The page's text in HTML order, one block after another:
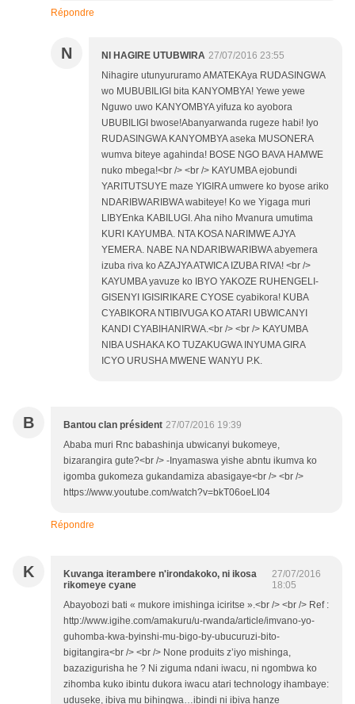
Répondre
N NI HAGIRE UTUBWIRA 27/07/2016 23:55
Nihagire utunyururamo AMATEKAya RUDASINGWA
wo MUBUBILIGI bita KANYOMBYA! Yewe yewe
Nguwo uwo KANYOMBYA yifuza ko ayobora
UBUBILIGI bwose!Abanyarwanda rugeze habi! Iyo
RUDASINGWA KANYOMBYA aseka MUSONERA
wumva biteye agahinda! BOSE NGO BAVA HAMWE
nuko mbega!<br /> <br /> KAYUMBA ejobundi
YARITUTSUYE maze YIGIRA umwere ko byose ariko
NDARIBWARIBWA wabiteye! Ko we Yigaga muri
LIBYEnka KABILUGI. Aha niho Mvanura umutima
KURI KAYUMBA. NTA KOSA NARIMWE AJYA
YEMERA. NABE NA NDARIBWARIBWA abyemera
izuba riva ko AZAJYA ATWICA IZUBA RIVA! <br />
KAYUMBA yavuze ko IBYO YAKOZE RUHENGELI-
GISENYI IGISIRIKARE CYOSE cyabikora! KUBA
CYABIKORA NTIBIVUGA KO ATARI UBWICANYI
KANDI CYABIHANIRWA.<br /> <br /> KAYUMBA
NIBA USHAKA KO TUZAKUGWA INYUMA GIRA
ICYO URUSHA MWENE WANYU P.K.
B Bantou clan président 27/07/2016 19:39
Ababa muri Rnc babashinja ubwicanyi bukomeye,
bizarangira gute?<br /> -Inyamaswa yishe abntu ikumva ko
igomba gukomeza gukandamiza abasigaye<br /> <br />
https://www.youtube.com/watch?v=bkT06oeLI04
Répondre
K
Kuvanga iterambere n'irondakoko, ni ikosa
rikomeye cyane
27/07/2016
18:05
Abayobozi bati « mukore imishinga iciritse ».<br /> <br /> Ref :
http://www.igihe.com/amakuru/u-rwanda/article/imvano-yo-
guhomba-kwa-byinshi-mu-bigo-by-ubucuruzi-bito-
bigitangira<br /> <br /> None produits z’iyo mishinga,
bazazigurisha he ? Ni ziguma ndani iwacu, ni ngombwa ko
zihomba kuko ibintu dukora iwacu atari technology ihambaye:
uduseke, ibiva mu bihingwa…ibindi ni ibiva hanze